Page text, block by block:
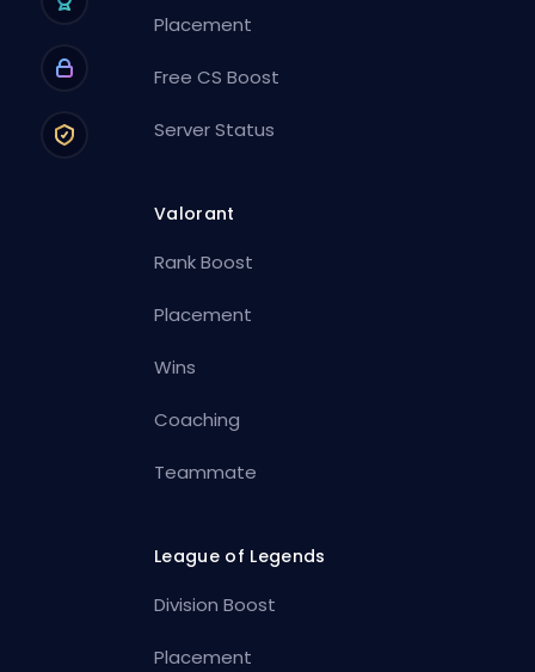
Placement
Free CS Boost
Server Status
Valorant
Rank Boost
Placement
Wins
Coaching
Teammate
League of Legends
Division Boost
Placement